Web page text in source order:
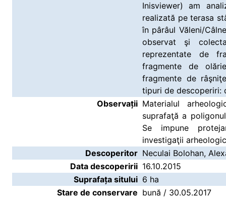
Inisviewer) am
realizată pe terasa
în pârâul Văleni/
observat şi
reprezentate de
fragmente de
fragmente de
tipuri de descoperiri:
Observații Materialul
suprafaţă a
Se impune
investigaţii
Descoperitor Neculai Bolohan,
Data descoperirii 16.10.2015
Suprafața sitului 6 ha
Stare de conservare bună / 30.05.2017